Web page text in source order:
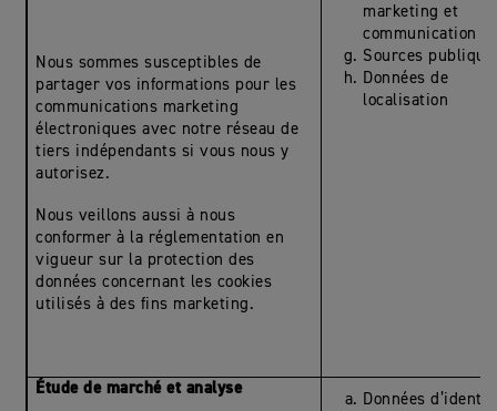
Nous sommes susceptibles de
partager vos informations pour les
communications marketing
électroniques avec notre réseau de
tiers indépendants si vous nous y
autorisez.
Nous veillons aussi à nous
conformer à la réglementation en
vigueur sur la protection des
données concernant les cookies
utilisés à des fins marketing.
marketing et
communication
Sources
Données de
localisation
Étude de marché et analyse
Données